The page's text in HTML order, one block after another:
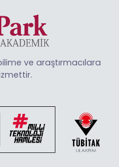
ve araştırmacılara